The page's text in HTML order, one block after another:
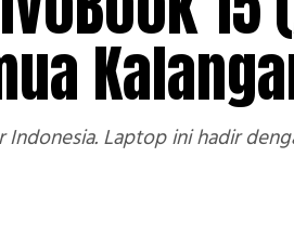
Indonesia. Laptop ini hadir